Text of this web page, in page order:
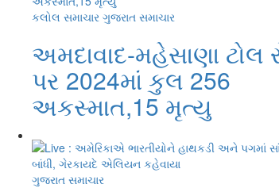
કલોલ સમાચાર ગુજરાત સમાચાર
અમદાવાદ-મહેસાણા ટોલ
પર 2024માં કુલ 256
અકસ્માત,15 મૃત્યુ
ગુજરાત સમાચાર